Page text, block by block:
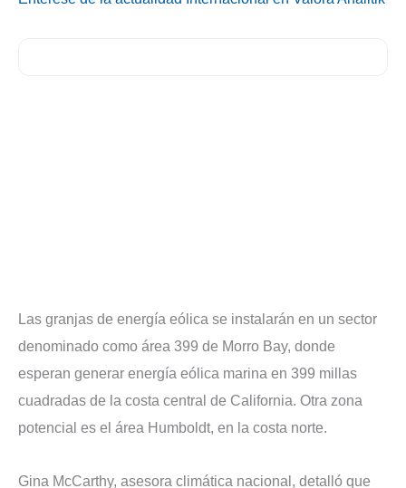
Las granjas de energía eólica se instalarán en un sector
denominado como área 399 de Morro Bay, donde
esperan generar energía eólica marina en 399 millas
cuadradas de la costa central de California. Otra zona
potencial es el área Humboldt, en la costa norte.
Gina McCarthy, asesora climática nacional, detalló que